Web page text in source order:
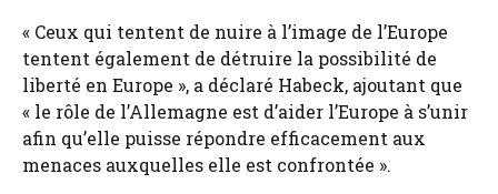
« Ceux qui tentent de nuire à l’image de l’Europe
tentent également de détruire la possibilité de
liberté en Europe », a déclaré Habeck, ajoutant que
« le rôle de l’Allemagne est d’aider l’Europe à s’unir
afin qu’elle puisse répondre efficacement aux
menaces auxquelles elle est confrontée ».